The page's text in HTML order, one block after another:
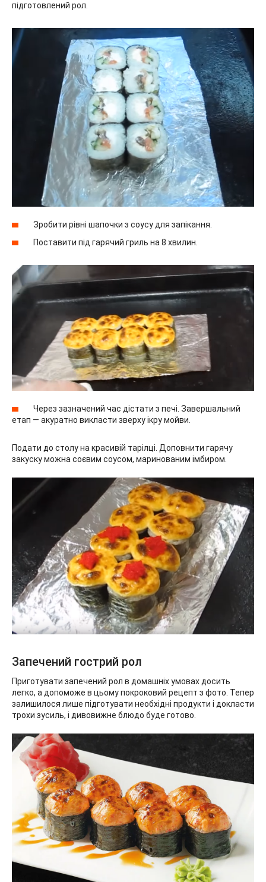
підготовлений рол.
Зробити рівні шапочки з соусу для запікання.
Поставити під гарячий гриль на 8 хвилин.
Через зазначений час дістати з печі. Завершальний
етап — акуратно викласти зверху ікру мойви.
Подати до столу на красивій тарілці. Доповнити гарячу
закуску можна соєвим соусом, маринованим імбиром.
Запечений гострий рол
Приготувати запечений рол в домашніх умовах досить
легко, а допоможе в цьому покроковий рецепт з фото. Тепер
залишилося лише підготувати необхідні продукти і докласти
трохи зусиль, і дивовижне блюдо буде готово.